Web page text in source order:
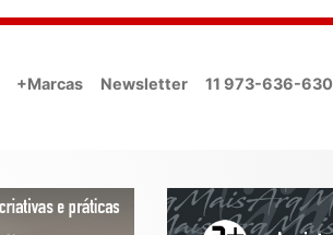
+Marcas Newsletter 11 973-636-630